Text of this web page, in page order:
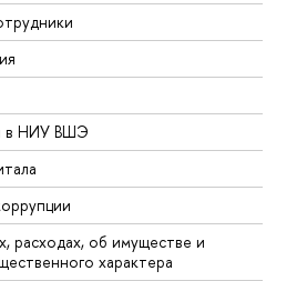
в НИУ ВШЭ
расходах, об имуществе и
характера